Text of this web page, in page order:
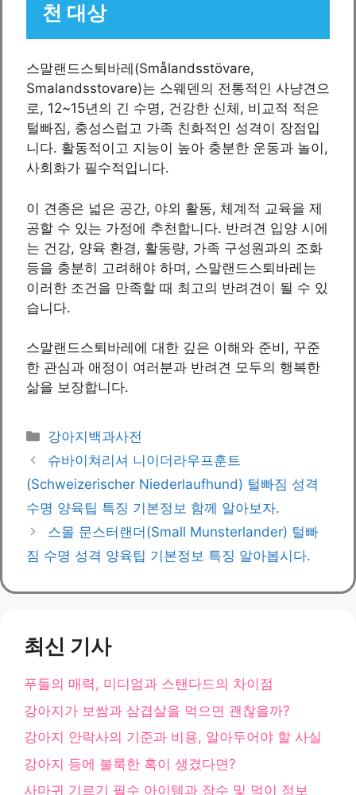
천 대상
스말랜드스퇴바레(Smålandsstövare,
Smalandsstovare)는 스웨덴의 전통적인 사냥견으
로, 12~15년의 긴 수명, 건강한 신체, 비교적 적은
털빠짐, 충성스럽고 가족 친화적인 성격이 장점입
니다. 활동적이고 지능이 높아 충분한 운동과 놀이,
사회화가 필수적입니다.
이 견종은 넓은 공간, 야외 활동, 체계적 교육을 제
공할 수 있는 가정에 추천합니다. 반려견 입양 시에
는 건강, 양육 환경, 활동량, 가족 구성원과의 조화
등을 충분히 고려해야 하며, 스말랜드스퇴바레는
이러한 조건을 만족할 때 최고의 반려견이 될 수 있
습니다.
스말랜드스퇴바레에 대한 깊은 이해와 준비, 꾸준
한 관심과 애정이 여러분과 반려견 모두의 행복한
삶을 보장합니다.
카
테
리
강아지백과사전
슈바이쳐리셔 니이더라우프훈트
(Schweizerischer Niederlaufhund) 털빠짐 성격
수명 양육팁 특징 기본정보 함께 알아보자.
스몰 문스터랜더(Small Munsterlander) 털빠
짐 수명 성격 양육팁 기본정보 특징 알아봅시다.
최신 기사
푸들의 매력, 미디엄과 스탠다드의 차이점
강아지가 보쌈과 삼겹살을 먹으면 괜찮을까?
강아지 안락사의 기준과 비용, 알아두어야 할 사실
강아지 등에 불룩한 혹이 생겼다면?
사마귀 기르기 필수 아이템과 장수 및 먹이 정보